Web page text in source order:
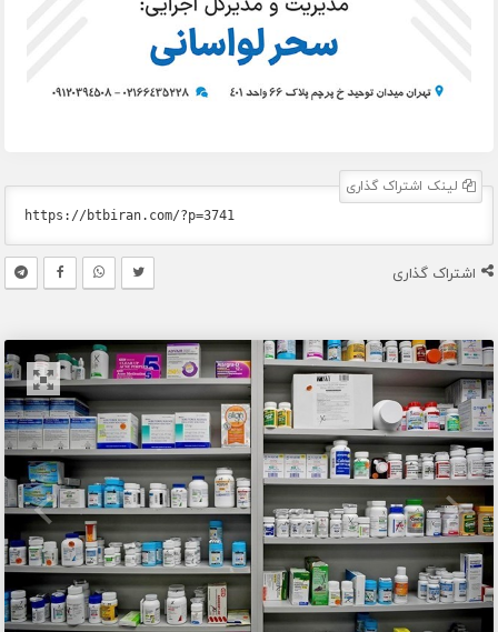
لینک اشتراک گذاری
اشتراک گذاری